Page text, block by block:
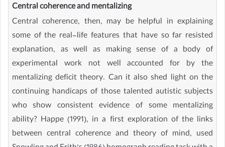
Central coherence and mentalizing
Central coherence, then, may be helpful in explaining
some of the real-life features that have so far resisted
explanation, as well as making sense of a body of
experimental work not well accounted for by the
mentalizing deficit theory. Can it also shed light on the
continuing handicaps of those talented autistic subjects
who show consistent evidence of some mentalizing
ability? Happe (1991), in a first exploration of the links
between central coherence and theory of mind, used